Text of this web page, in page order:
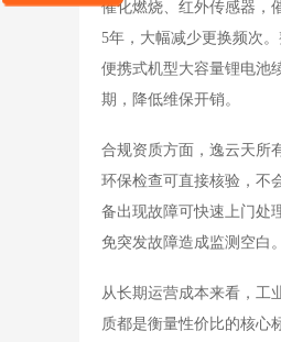
催化燃烧、红外传感器，
5年，大幅减少更换频次
便携式机型大容量锂电池
期，降低维保开销。
合规资质方面，逸云天所
环保检查可直接核验，不
备出现故障可快速上门处
免突发故障造成监测空白。
从长期运营成本来看，工
质都是衡量性价比的核心